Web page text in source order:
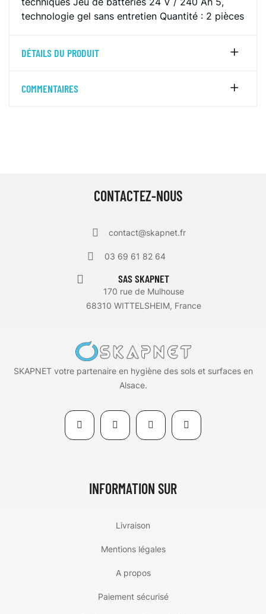
technologie gel sans entretien Quantité : 2 pièces
DÉTAILS DU PRODUIT
COMMENTAIRES
CONTACTEZ-NOUS
contact@skapnet.fr
03 69 61 82 64
SAS SKAPNET
170 rue de Mulhouse
68310 WITTELSHEIM, France
SKAPNET votre partenaire en hygiène des sols et surfaces en
Alsace.
INFORMATION SUR
Livraison
Mentions légales
A propos
Paiement sécurisé